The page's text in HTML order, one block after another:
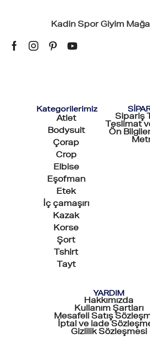
Kadin Spor Giyim
Kategorilerimiz
Atlet
Bodysuit
Çorap
Crop
Elbise
Eşofman
Etek
İç çamaşırı
Kazak
Korse
Şort
Tshirt
Tayt
Sipariş
Teslimat
Ön
YARDIM
Hakkımızda
Kullanım Şartları
Mesafeli Satış
İptal ve iade
Gizlilik Sözleşmesi